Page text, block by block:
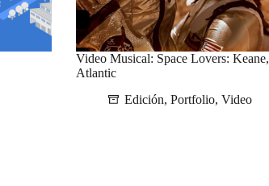
Video Musical: Space Lovers: Keane,
Atlantic
Edición, Portfolio, Video